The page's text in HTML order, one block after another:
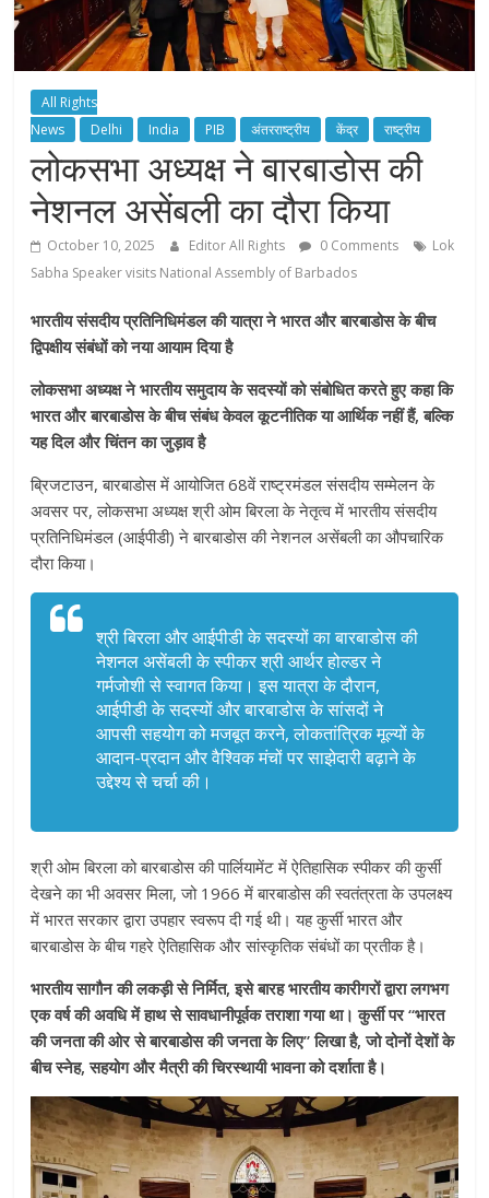
All Rights
News
Delhi India PIB अंतरराष्ट्रीय केंद्र राष्ट्रीय
लोकसभा अध्यक्ष ने बारबाडोस की
नेशनल असेंबली का दौरा किया
October 10, 2025 Editor All Rights 0 Comments
Lok
Sabha Speaker visits National Assembly of Barbados
भारतीय संसदीय प्रतिनिधिमंडल की यात्रा ने भारत और बारबाडोस के बीच
द्विपक्षीय संबंधों को नया आयाम दिया है
लोकसभा अध्यक्ष ने भारतीय समुदाय के सदस्यों को संबोधित करते हुए कहा कि
भारत और बारबाडोस के बीच संबंध केवल कूटनीतिक या आर्थिक नहीं हैं, बल्कि
यह दिल और चिंतन का जुड़ाव है
ब्रिजटाउन, बारबाडोस में आयोजित 68वें राष्ट्रमंडल संसदीय सम्मेलन के
अवसर पर, लोकसभा अध्यक्ष श्री ओम बिरला के नेतृत्व में भारतीय संसदीय
प्रतिनिधिमंडल (आईपीडी) ने बारबाडोस की नेशनल असेंबली का औपचारिक
दौरा किया।
श्री बिरला और आईपीडी के सदस्यों का बारबाडोस की
नेशनल असेंबली के स्पीकर श्री आर्थर होल्डर ने
गर्मजोशी से स्वागत किया। इस यात्रा के दौरान,
आईपीडी के सदस्यों और बारबाडोस के सांसदों ने
आपसी सहयोग को मजबूत करने, लोकतांत्रिक मूल्यों के
आदान-प्रदान और वैश्विक मंचों पर साझेदारी बढ़ाने के
उद्देश्य से चर्चा की।
श्री ओम बिरला को बारबाडोस की पार्लियामेंट में ऐतिहासिक स्पीकर की कुर्सी
देखने का भी अवसर मिला, जो 1966 में बारबाडोस की स्वतंत्रता के उपलक्ष्य
में भारत सरकार द्वारा उपहार स्वरूप दी गई थी। यह कुर्सी भारत और
बारबाडोस के बीच गहरे ऐतिहासिक और सांस्कृतिक संबंधों का प्रतीक है।
भारतीय सागौन की लकड़ी से निर्मित, इसे बारह भारतीय कारीगरों द्वारा लगभग
एक वर्ष की अवधि में हाथ से सावधानीपूर्वक तराशा गया था। कुर्सी पर “भारत
की जनता की ओर से बारबाडोस की जनता के लिए” लिखा है, जो दोनों देशों के
बीच स्नेह, सहयोग और मैत्री की चिरस्थायी भावना को दर्शाता है।